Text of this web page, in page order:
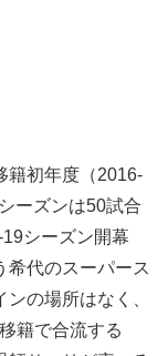
籍初年度（2016-
ーズンは50試合
シーズン開幕
希代のスーパース
の場所はなく、
籍で合流する